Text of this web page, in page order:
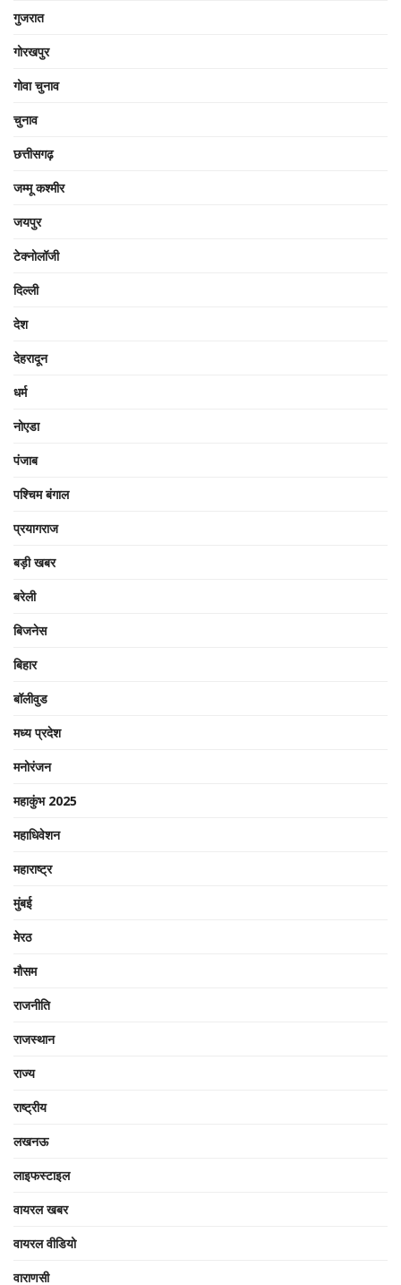
गुजरात
गोरखपुर
गोवा चुनाव
चुनाव
छत्तीसगढ़
जम्मू कश्मीर
जयपुर
टेक्नोलॉजी
दिल्ली
देश
देहरादून
धर्म
नोएडा
पंजाब
पश्चिम बंगाल
प्रयागराज
बड़ी खबर
बरेली
बिजनेस
बिहार
बॉलीवुड
मध्य प्रदेश
मनोरंजन
महाकुंभ 2025
महाधिवेशन
महाराष्ट्र
मुंबई
मेरठ
मौसम
राजनीति
राजस्थान
राज्य
राष्ट्रीय
लखनऊ
लाइफस्टाइल
वायरल खबर
वायरल वीडियो
वाराणसी